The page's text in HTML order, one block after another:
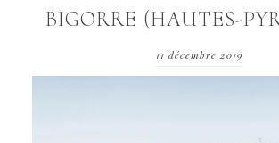
BIGORRE (HAUTES-
11 décembre 2019